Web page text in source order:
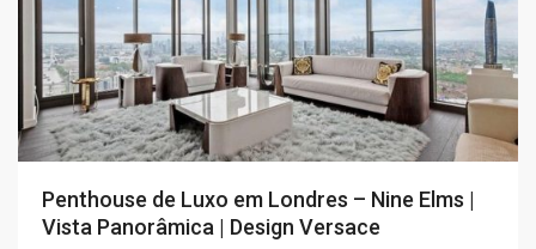
Penthouse de Luxo em Londres – Nine Elms |
Vista Panorâmica | Design Versace